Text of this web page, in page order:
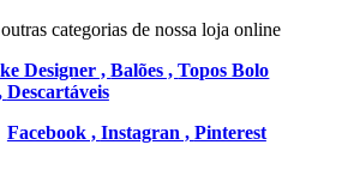
categorias de nossa loja online
Designer ,Balões ,Topos Bolo
Descartáveis
Facebook , Instagran , Pinterest